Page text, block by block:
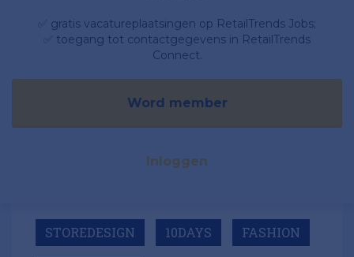
✅ gratis vacatureplaatsingen op RetailTrends Jobs;
✅ toegang tot contactgegevens in RetailTrends
Connect.
Word member
Inloggen
STOREDESIGN 10DAYS FASHION